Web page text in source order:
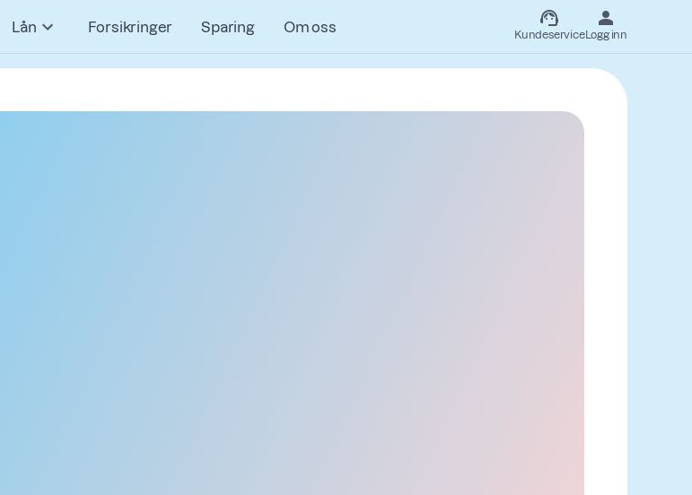
Lån Forsikringer Sparing Om oss KundeserviceLogg inn